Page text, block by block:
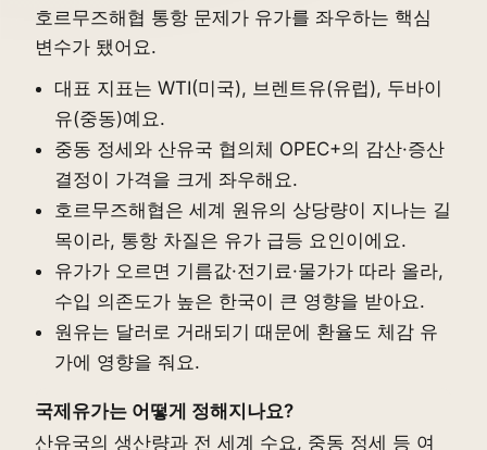
호르무즈해협 통항 문제가 유가를 좌우하는 핵심
변수가 됐어요.
대표 지표는 WTI(미국), 브렌트유(유럽), 두바이
유(중동)예요.
중동 정세와 산유국 협의체 OPEC+의 감산·증산
결정이 가격을 크게 좌우해요.
호르무즈해협은 세계 원유의 상당량이 지나는 길
목이라, 통항 차질은 유가 급등 요인이에요.
유가가 오르면 기름값·전기료·물가가 따라 올라,
수입 의존도가 높은 한국이 큰 영향을 받아요.
원유는 달러로 거래되기 때문에 환율도 체감 유
가에 영향을 줘요.
국제유가는 어떻게 정해지나요?
산유국의 생산량과 전 세계 수요, 중동 정세 등 여